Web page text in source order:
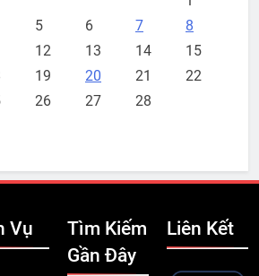
5 6 7
8
12 13 14
15
19 20 21
22
26 27 28
Vụ
Tìm Kiếm
Gần Đây
Liên Kết